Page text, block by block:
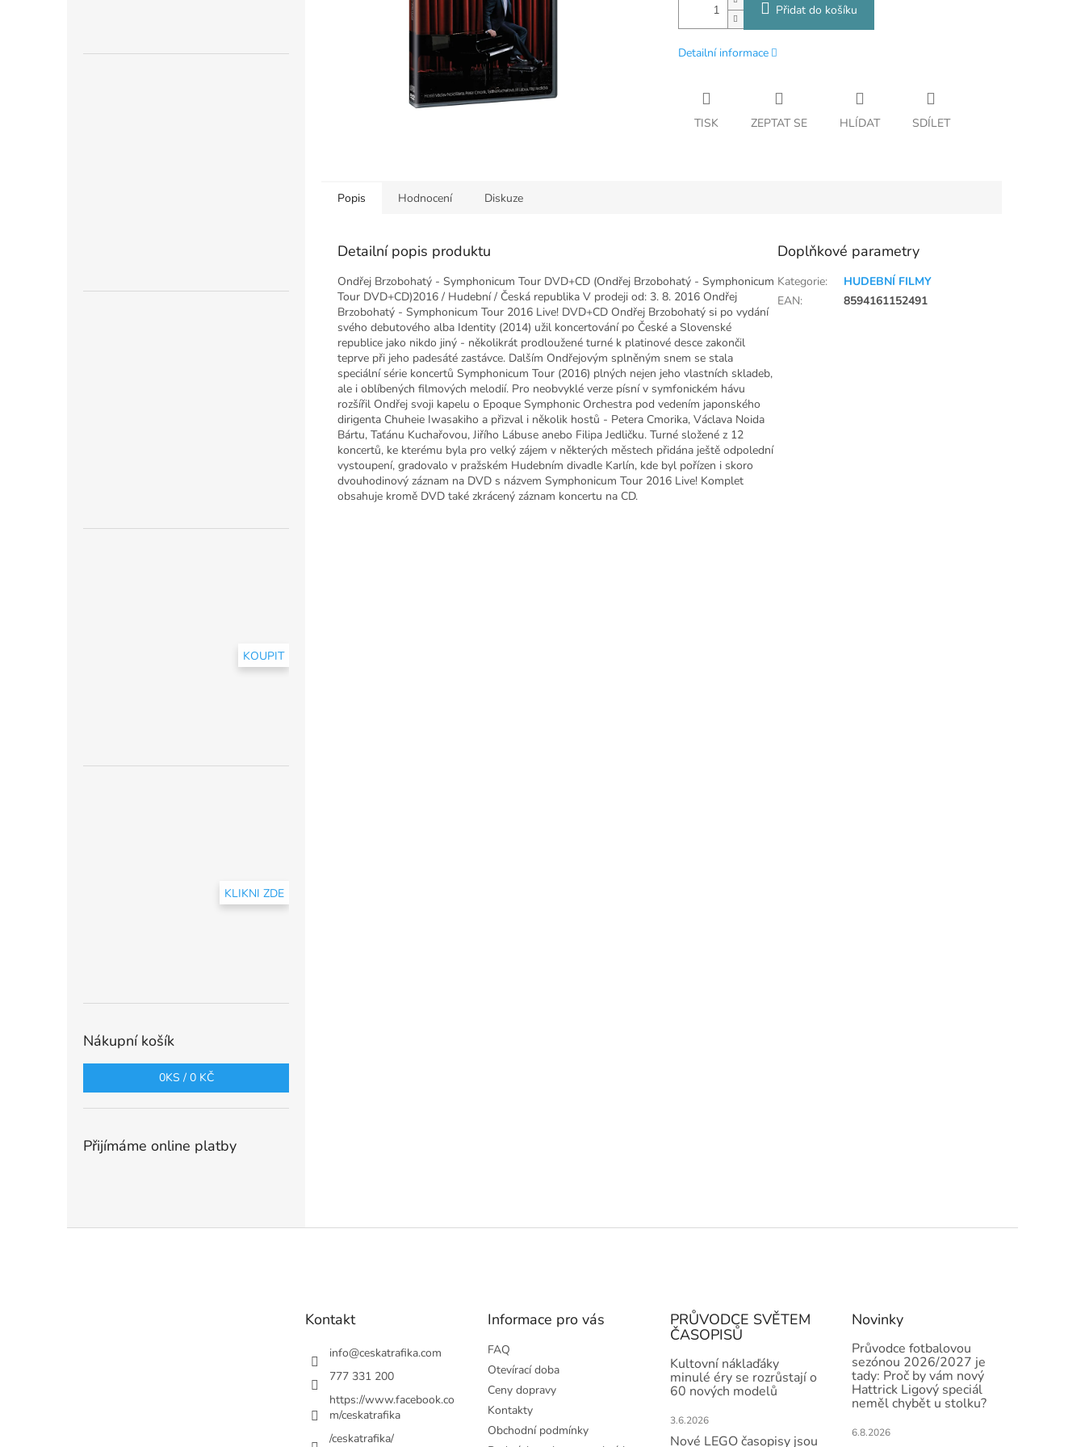
KOUPIT
KLIKNI ZDE
Nákupní košík
0KS / 0 KČ
Přijímáme online platby
Přidat do košíku
Detailní informace
TISK ZEPTAT SE HLÍDAT SDÍLET
Popis Hodnocení Diskuze
Detailní popis produktu
Ondřej Brzobohatý - Symphonicum Tour DVD+CD (Ondřej Brzobohatý - Symphonicum
Tour DVD+CD)2016 / Hudební / Česká republika V prodeji od: 3. 8. 2016 Ondřej
Brzobohatý - Symphonicum Tour 2016 Live! DVD+CD Ondřej Brzobohatý si po vydání
svého debutového alba Identity (2014) užil koncertování po České a Slovenské
republice jako nikdo jiný - několikrát prodloužené turné k platinové desce zakončil
teprve při jeho padesáté zastávce. Dalším Ondřejovým splněným snem se stala
speciální série koncertů Symphonicum Tour (2016) plných nejen jeho vlastních skladeb,
ale i oblíbených filmových melodií. Pro neobvyklé verze písní v symfonickém hávu
rozšířil Ondřej svoji kapelu o Epoque Symphonic Orchestra pod vedením japonského
dirigenta Chuheie Iwasakiho a přizval i několik hostů - Petera Cmorika, Václava Noida
Bártu, Taťánu Kuchařovou, Jiřího Lábuse anebo Filipa Jedličku. Turné složené z 12
koncertů, ke kterému byla pro velký zájem v některých městech přidána ještě odpolední
vystoupení, gradovalo v pražském Hudebním divadle Karlín, kde byl pořízen i skoro
dvouhodinový záznam na DVD s názvem Symphonicum Tour 2016 Live! Komplet
obsahuje kromě DVD také zkrácený záznam koncertu na CD.
Doplňkové parametry
Kategorie:
HUDEBNÍ FILMY
EAN: 8594161152491
Kontakt
info@ceskatrafika.com
777 331 200
https://www.facebook.co
m/ceskatrafika
/ceskatrafika/
Informace pro vás
FAQ
Otevírací doba
Ceny dopravy
Kontakty
Obchodní podmínky
PRŮVODCE SVĚTEM
ČASOPISŮ
Kultovní náklaďáky
minulé éry se rozrůstají o
60 nových modelů
3.6.2026
Nové LEGO časopisy jsou
Novinky
Průvodce fotbalovou
sezónou 2026/2027 je
tady: Proč by vám nový
Hattrick Ligový speciál
neměl chybět u stolku?
6.8.2026